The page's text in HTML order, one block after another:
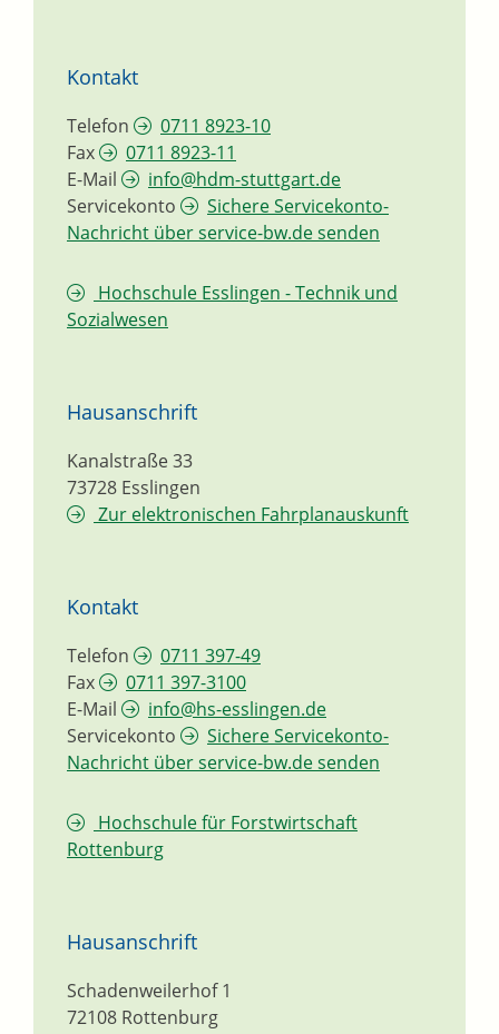
Kontakt
Telefon
0711 8923-10
Fax
0711 8923-11
E-Mail
info@hdm-stuttgart.de
Servicekonto
Sichere Servicekonto-
Nachricht über service-bw.de senden
Hochschule Esslingen - Technik und
Sozialwesen
Hausanschrift
Kanalstraße 33
73728 Esslingen
Zur elektronischen Fahrplanauskunft
Kontakt
Telefon
0711 397-49
Fax
0711 397-3100
E-Mail
info@hs-esslingen.de
Servicekonto
Sichere Servicekonto-
Nachricht über service-bw.de senden
Hochschule für Forstwirtschaft
Rottenburg
Hausanschrift
Schadenweilerhof 1
72108 Rottenburg